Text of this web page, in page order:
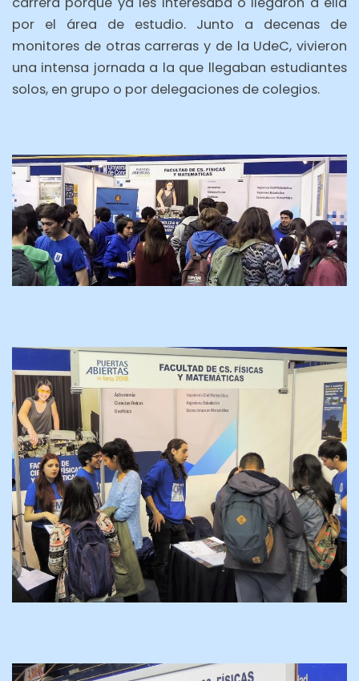
por el área de estudio. Junto a decenas de
monitores de otras carreras y de la UdeC, vivieron
una intensa jornada a la que llegaban estudiantes
solos, en grupo o por delegaciones de colegios.